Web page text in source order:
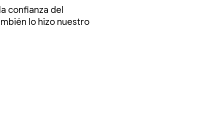
confianza del
lo hizo nuestro